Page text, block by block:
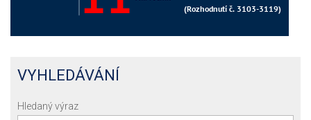
VYHLEDÁVÁNÍ
Hledaný výraz